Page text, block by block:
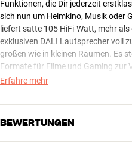
Funktionen, die Dir jederzeit
sich nun um Heimkino, Musik oder
liefert satte 105 HiFi-Watt, mehr
exklusiven DALI Lautsprecher voll
großen wie in kleinen Räumen. Es
Formate für Filme und Gaming zur
Subwoofer anzuschließen, bist Du
ein echtes Dolby Atmos Heimkino
verwandeln, falls Du das später
Erfahre mehr
BEWERTUNGEN